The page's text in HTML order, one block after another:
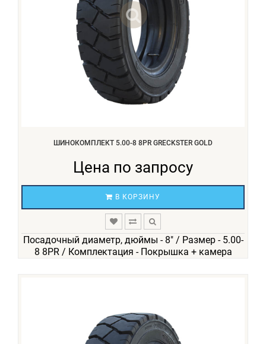
ШИНОКОМПЛЕКТ 5.00-8 8PR GRECKSTER GOLD
Цена по запросу
В КОРЗИНУ
Посадочный диаметр, дюймы - 8" / Размер - 5.00-
8 8PR / Комплектация - Покрышка + камера